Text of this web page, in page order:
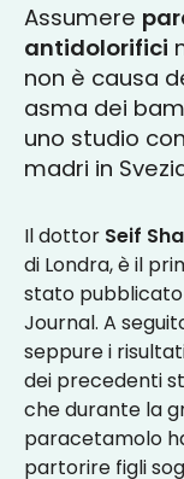
Assumere
antidolorifici
non è causa
asma dei
uno studio
madri in
Il dottor Seif
di Londra, è il
stato pubblicato
Journal. A
seppure i
dei precedenti
che durante la
paracetamolo
partorire figli